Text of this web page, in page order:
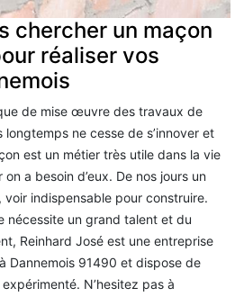
chercher un maçon
réaliser vos
de mise œuvre des travaux de
ne cesse de s’innover et
est un métier très utile dans la vie
a besoin d’eux. De nos jours un
indispensable pour construire.
nécessite un grand talent et du
Reinhard José est une entreprise
Dannemois 91490 et dispose de
N’hesitez pas à